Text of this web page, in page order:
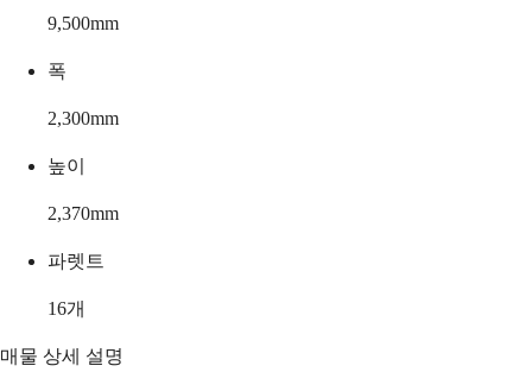
9,500mm
폭
2,300mm
높이
2,370mm
파렛트
16개
매물 상세 설명